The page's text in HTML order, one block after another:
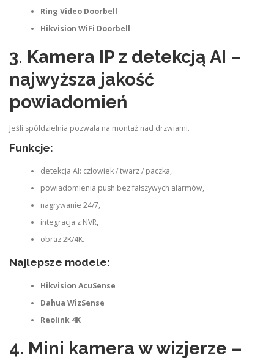
Ring Video Doorbell
Hikvision WiFi Doorbell
3. Kamera IP z detekcją AI –
najwyższa jakość
powiadomień
Jeśli spółdzielnia pozwala na montaż nad drzwiami.
Funkcje:
detekcja AI: człowiek / twarz / paczka,
powiadomienia push bez fałszywych alarmów,
nagrywanie 24/7,
integracja z NVR,
obraz 2K/4K.
Najlepsze modele:
Hikvision AcuSense
Dahua WizSense
Reolink 4K
4. Mini kamera w wizjerze –